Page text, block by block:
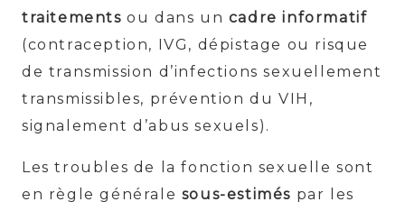
traitements ou dans un cadre informatif
(contraception, IVG, dépistage ou risque
de transmission d’infections sexuellement
transmissibles, prévention du VIH,
signalement d’abus sexuels).
Les troubles de la fonction sexuelle sont
en règle générale sous-estimés par les